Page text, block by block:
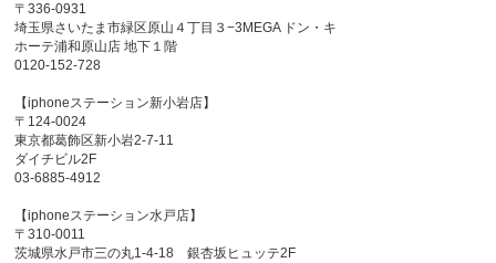
〒336-0931
埼玉県さいたま市緑区原山４丁目３−3MEGA ドン・キ
ホーテ浦和原山店 地下１階
0120-152-728
【iphoneステーション新小岩店】
〒124-0024
東京都葛飾区新小岩2-7-11
ダイチビル2F
03-6885-4912
【iphoneステーション水戸店】
〒310-0011
茨城県水戸市三の丸1-4-18 銀杏坂ヒュッテ2F